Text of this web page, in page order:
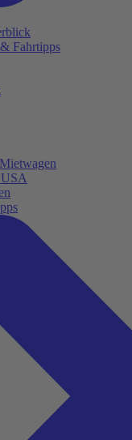
Fahrtipps